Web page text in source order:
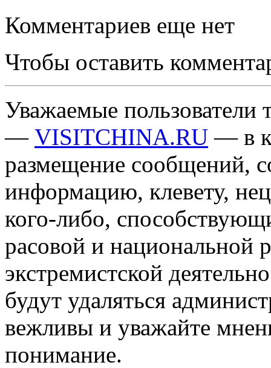
Комментариев еще нет
Чтобы оставить
Уважаемые пользователи
— VISITCHINA.RU — в
размещение сообщений,
информацию, клевету,
кого-либо,
расовой и национальной
экстремистской
будут удаляться
вежливы и уважайте
понимание.